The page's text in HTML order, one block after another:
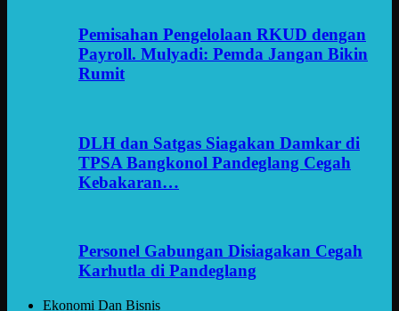
Pemisahan Pengelolaan RKUD dengan
Payroll. Mulyadi: Pemda Jangan Bikin
Rumit
DLH dan Satgas Siagakan Damkar di
TPSA Bangkonol Pandeglang Cegah
Kebakaran…
Personel Gabungan Disiagakan Cegah
Karhutla di Pandeglang
Ekonomi Dan Bisnis